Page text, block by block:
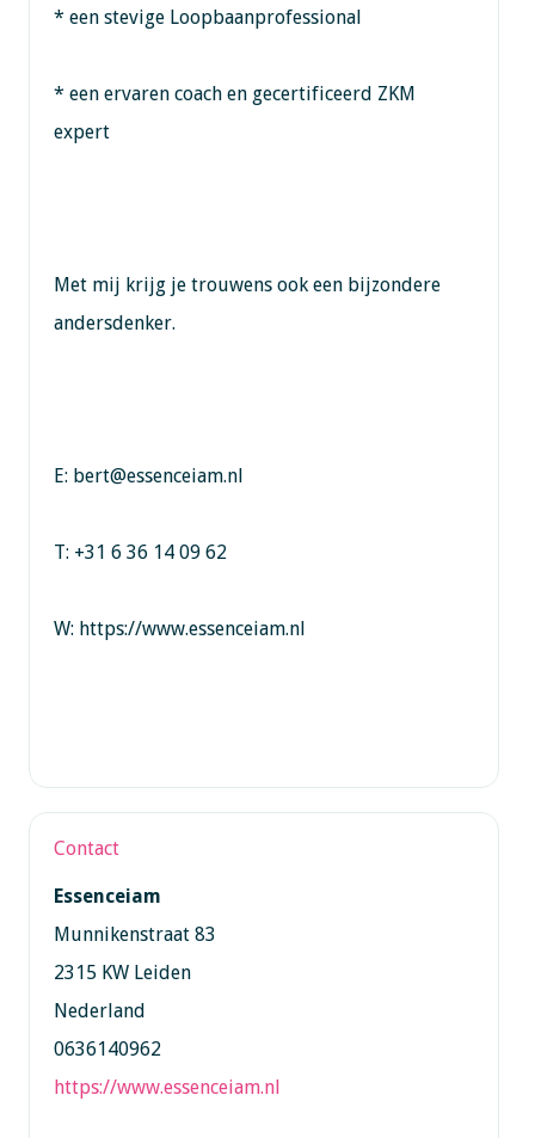
* een stevige Loopbaanprofessional
* een ervaren coach en gecertificeerd ZKM
expert
Met mij krijg je trouwens ook een bijzondere
andersdenker.
E: bert@essenceiam.nl
T: +31 6 36 14 09 62
W: https://www.essenceiam.nl
Contact
Essenceiam
Munnikenstraat 83
2315 KW Leiden
Nederland
0636140962
https://www.essenceiam.nl